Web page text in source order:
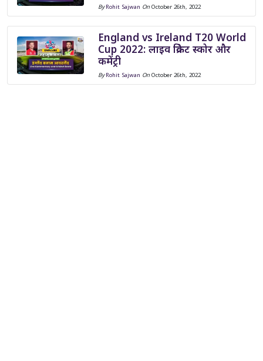
ByRohit Sajwan On October 26th, 2022
England vs Ireland T20 World
Cup 2022: लाइव क्रिकेट स्कोर और
कमेंट्री
ByRohit Sajwan On October 26th, 2022